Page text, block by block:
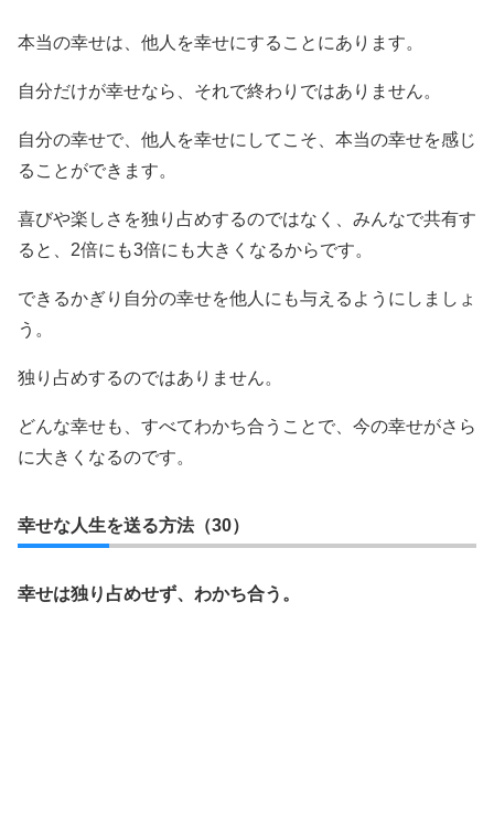
本当の幸せは、他人を幸せにすることにあります。
自分だけが幸せなら、それで終わりではありません。
自分の幸せで、他人を幸せにしてこそ、本当の幸せを感じ
ることができます。
喜びや楽しさを独り占めするのではなく、みんなで共有す
ると、2倍にも3倍にも大きくなるからです。
できるかぎり自分の幸せを他人にも与えるようにしましょ
う。
独り占めするのではありません。
どんな幸せも、すべてわかち合うことで、今の幸せがさら
に大きくなるのです。
幸せな人生を送る方法（30）
幸せは独り占めせず、わかち合う。